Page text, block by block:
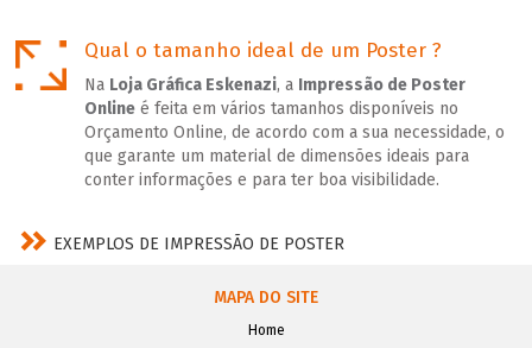
Qual o tamanho ideal de um Poster ?
Na Loja Gráfica Eskenazi, a Impressão de Poster
Onlineé feita em vários tamanhos disponíveis no
Orçamento Online, de acordo com a sua necessidade, o
que garante um material de dimensões ideais para
conter informações e para ter boa visibilidade.
EXEMPLOS DE IMPRESSÃO DE POSTER
MAPA DO SITE
Home